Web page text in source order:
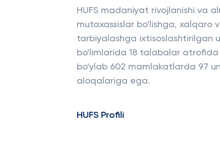
HUFS madaniyat rivojlanishi va
mutaxassislar bo'lishga,
tarbiyalashga ixtisoslashtirilgan
bo'limlarida 18 talabalar atrofida
bo'ylab 602 mamlakatlarda 97
aloqalariga ega.
HUFS Profili